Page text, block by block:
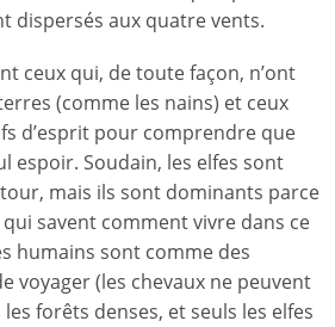
dispersés aux quatre vents.
ceux qui, de toute façon, n’ont
(comme les nains) et ceux
d’esprit pour comprendre que
espoir. Soudain, les elfes sont
mais ils sont dominants parce
savent comment vivre dans ce
humains sont comme des
voyager (les chevaux ne peuvent
forêts denses, et seuls les elfes